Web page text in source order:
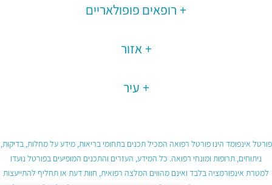
רופאים פופולאריים
אזור
עיר
פורטל אינפומד הינו פורטל רפואה המכיל תכנים בתחומי בריאות, מידע על מחלות, בדיקות,
ניתוחים, תרופות ומונחי רפואה. כל המידע, העזרים והתכנים המופיעים בפורטל נועדו
למטרת אינפורמציה בלבד ואינם מהווים המלצה רפואית, חוות דעת או תחליף להתייעצות